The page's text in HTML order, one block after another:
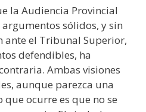
la Audiencia Provincial
sólidos, y sin
ante el Tribunal Superior,
defendibles, ha
Ambas visiones
aunque parezca una
ocurre es que no se